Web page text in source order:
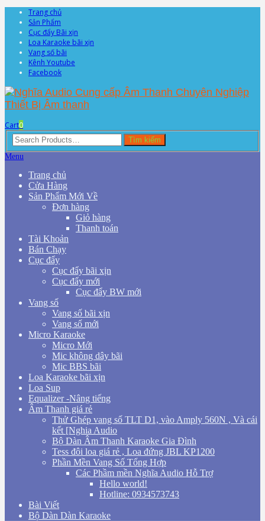
Trang chủ
Sản Phẩm
Cục đẩy Bãi xịn
Loa Karaoke bãi xịn
Vang số bãi
Kênh Youtube
Facebook
Cart0
Search
for:
Tìm kiếm
Menu
Trang chủ
Cửa Hàng
Sản Phẩm Mới Về
Đơn hàng
Giỏ hàng
Thanh toán
Tài Khoản
Bán Chạy
Cục đẩy
Cục đẩy bãi xịn
Cục đẩy mới
Cục đẩy BW mới
Vang số
Vang số bãi xịn
Vang số mới
Micro Karaoke
Micro Mới
Mic không dây bãi
Mic BBS bãi
Loa Karaoke bãi xịn
Loa Sup
Equalizer -Nâng tiếng
Âm Thanh giá rẻ
Thử Ghép vang số TLT D1, vào Amply 560N , Và cái
kết [Nghia Audio
Bộ Dàn Âm Thanh Karaoke Gia Đình
Tess đôi loa giá rẻ , Loa đứng JBL KP1200
Phần Mền Vang Số Tổng Hợp
Các Phầm mền Nghĩa Audio Hỗ Trợ
Hello world!
Hotline: 0934573743
Bài Viết
Bộ Dàn Dàn Karaoke